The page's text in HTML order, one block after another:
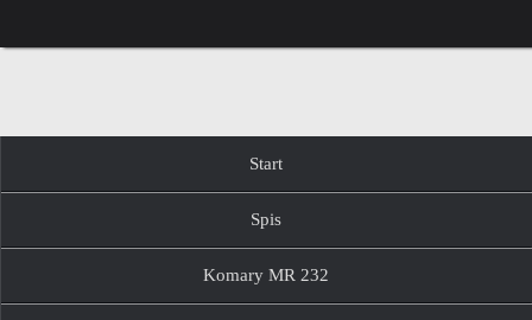
do
treści
Start
Spis
Komary MR 232